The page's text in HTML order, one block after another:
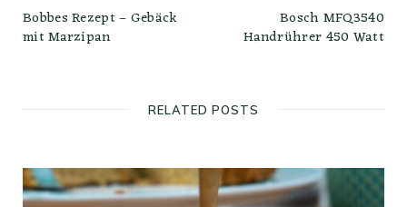
Bobbes Rezept – Gebäck
mit Marzipan
Bosch MFQ3540
Handrührer 450 Watt
RELATED POSTS